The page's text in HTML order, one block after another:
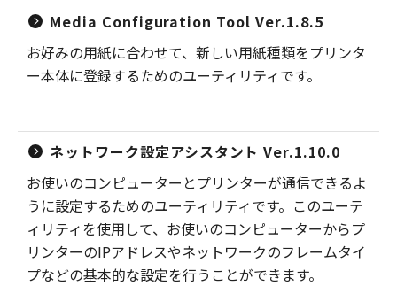
Media Configuration Tool Ver.1.8.5
お好みの用紙に合わせて、新しい用紙種類をプリンタ
ー本体に登録するためのユーティリティです。
ネットワーク設定アシスタント Ver.1.10.0
お使いのコンピューターとプリンターが通信できるよ
うに設定するためのユーティリティです。このユーテ
ィリティを使用して、お使いのコンピューターからプ
リンターのIPアドレスやネットワークのフレームタイ
プなどの基本的な設定を行うことができます。